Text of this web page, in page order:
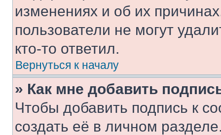
изменениях и об их
пользователи не могут
кто-то ответил.
Вернуться к началу
» Как мне добавить
Чтобы добавить подпись к
создать её в личном